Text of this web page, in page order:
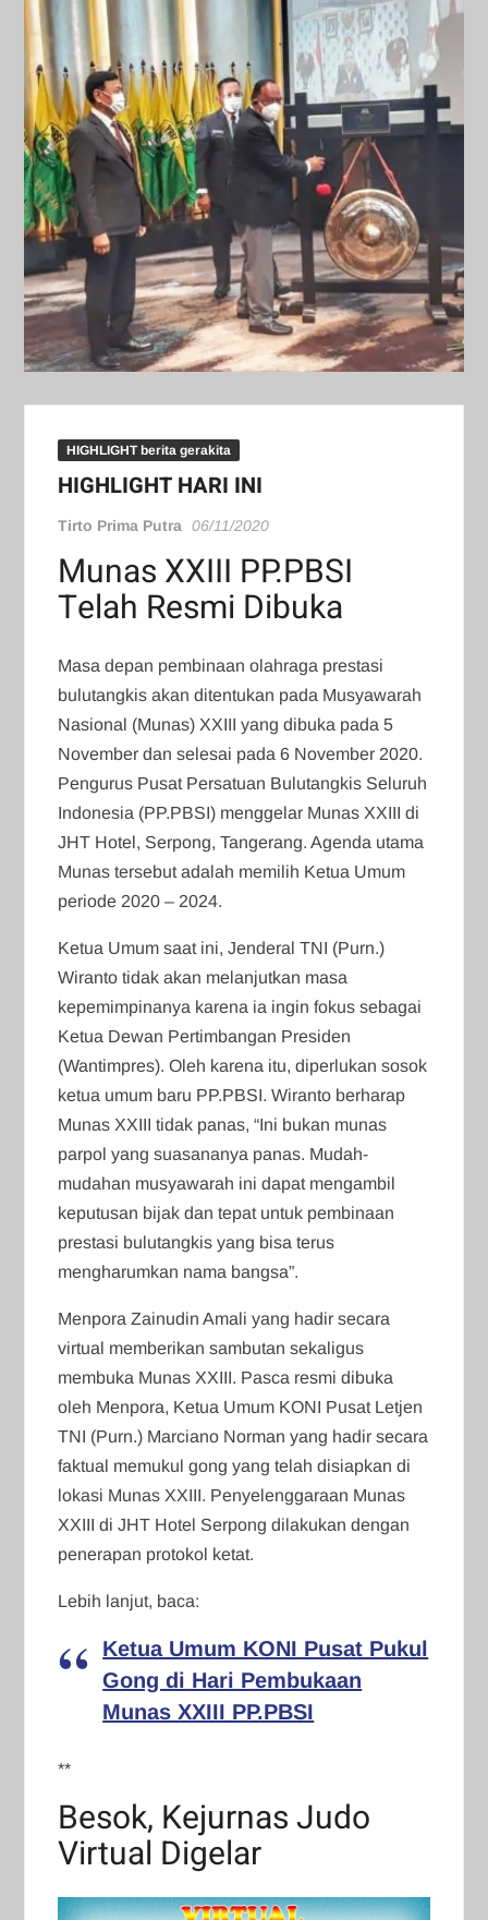
HIGHLIGHT berita gerakita
HIGHLIGHT HARI INI
Tirto Prima Putra 06/11/2020
Munas XXIII PP.PBSI
Telah Resmi Dibuka
Masa depan pembinaan olahraga prestasi
bulutangkis akan ditentukan pada Musyawarah
Nasional (Munas) XXIII yang dibuka pada 5
November dan selesai pada 6 November 2020.
Pengurus Pusat Persatuan Bulutangkis Seluruh
Indonesia (PP.PBSI) menggelar Munas XXIII di
JHT Hotel, Serpong, Tangerang. Agenda utama
Munas tersebut adalah memilih Ketua Umum
periode 2020 – 2024.
Ketua Umum saat ini, Jenderal TNI (Purn.)
Wiranto tidak akan melanjutkan masa
kepemimpinanya karena ia ingin fokus sebagai
Ketua Dewan Pertimbangan Presiden
(Wantimpres). Oleh karena itu, diperlukan sosok
ketua umum baru PP.PBSI. Wiranto berharap
Munas XXIII tidak panas, “Ini bukan munas
parpol yang suasananya panas. Mudah-
mudahan musyawarah ini dapat mengambil
keputusan bijak dan tepat untuk pembinaan
prestasi bulutangkis yang bisa terus
mengharumkan nama bangsa”.
Menpora Zainudin Amali yang hadir secara
virtual memberikan sambutan sekaligus
membuka Munas XXIII. Pasca resmi dibuka
oleh Menpora, Ketua Umum KONI Pusat Letjen
TNI (Purn.) Marciano Norman yang hadir secara
faktual memukul gong yang telah disiapkan di
lokasi Munas XXIII. Penyelenggaraan Munas
XXIII di JHT Hotel Serpong dilakukan dengan
penerapan protokol ketat.
Lebih lanjut, baca:
Ketua Umum KONI Pusat Pukul
Gong di Hari Pembukaan
Munas XXIII PP.PBSI
**
Besok, Kejurnas Judo
Virtual Digelar